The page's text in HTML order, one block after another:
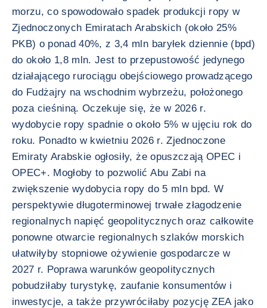
morzu, co spowodowało spadek produkcji ropy w
Zjednoczonych Emiratach Arabskich (około 25%
PKB) o ponad 40%, z 3,4 mln baryłek dziennie (bpd)
do około 1,8 mln. Jest to przepustowość jedynego
działającego rurociągu obejściowego prowadzącego
do Fudżajry na wschodnim wybrzeżu, położonego
poza cieśniną. Oczekuje się, że w 2026 r.
wydobycie ropy spadnie o około 5% w ujęciu rok do
roku. Ponadto w kwietniu 2026 r. Zjednoczone
Emiraty Arabskie ogłosiły, że opuszczają OPEC i
OPEC+. Mogłoby to pozwolić Abu Zabi na
zwiększenie wydobycia ropy do 5 mln bpd. W
perspektywie długoterminowej trwałe złagodzenie
regionalnych napięć geopolitycznych oraz całkowite
ponowne otwarcie regionalnych szlaków morskich
ułatwiłyby stopniowe ożywienie gospodarcze w
2027 r. Poprawa warunków geopolitycznych
pobudziłaby turystykę, zaufanie konsumentów i
inwestycje, a także przywróciłaby pozycję ZEA jako